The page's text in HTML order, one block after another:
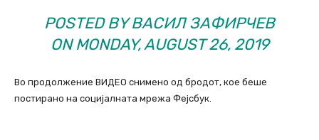
POSTED BYВАСИЛ ЗАФИРЧЕВ
ONMONDAY, AUGUST 26, 2019
Во продолжение ВИДЕО снимено од бродот, кое беше
постирано на социјалната мрежа Фејсбук.